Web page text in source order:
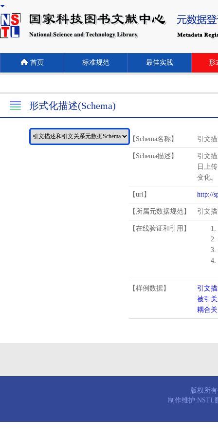
首页 标准规范 最佳实践 形
形式化描述(Schema)
【Schema名称】 引文
【Schema描述】
引文
日上
变化。
【url】 http://
【所属元数据规范】 引文
【在线验证和引用】
1.
2.
3.
4.
【样例数据】
引文
被引
耦合
版权所
制作维护:NSTL